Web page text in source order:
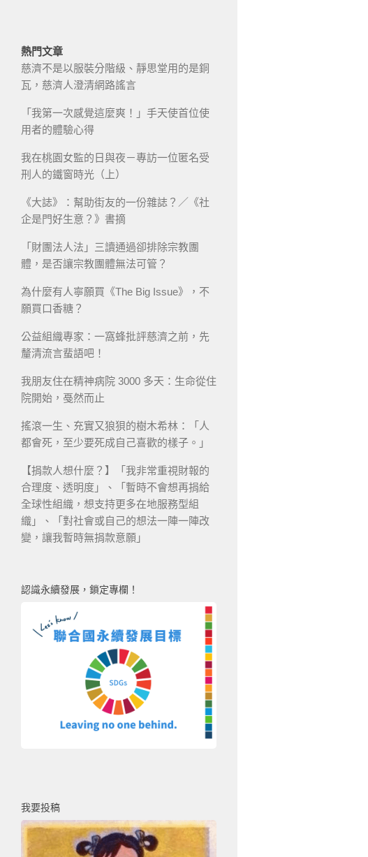
熱門文章
慈濟不是以服裝分階級、靜思堂用的是銅
瓦，慈濟人澄清網路謠言
「我第一次感覺這麼爽！」手天使首位使
用者的體驗心得
我在桃園女監的日與夜－專訪一位匿名受
刑人的鐵窗時光（上）
《大誌》：幫助街友的一份雜誌？／《社
企是門好生意？》書摘
「財團法人法」三讀通過卻排除宗教團
體，是否讓宗教團體無法可管？
為什麼有人寧願買《The Big Issue》，不
願買口香糖？
公益組織專家：一窩蜂批評慈濟之前，先
釐清流言蜚語吧！
我朋友住在精神病院 3000 多天：生命從住
院開始，戞然而止
搖滾一生、充實又狼狽的樹木希林：「人
都會死，至少要死成自己喜歡的樣子。」
【捐款人想什麼？】「我非常重視財報的
合理度、透明度」、「暫時不會想再捐給
全球性組織，想支持更多在地服務型組
織」、「對社會或自己的想法一陣一陣改
變，讓我暫時無捐款意願」
認識永續發展，鎖定專欄！
我要投稿